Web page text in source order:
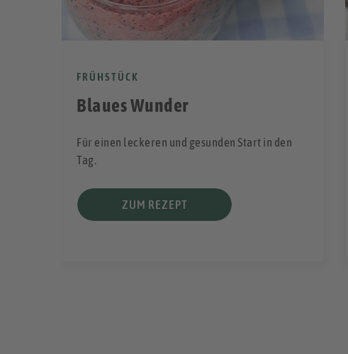
FRÜHSTÜCK
Blaues Wunder
Für einen leckeren und gesunden Start in den
Tag.
ZUM REZEPT